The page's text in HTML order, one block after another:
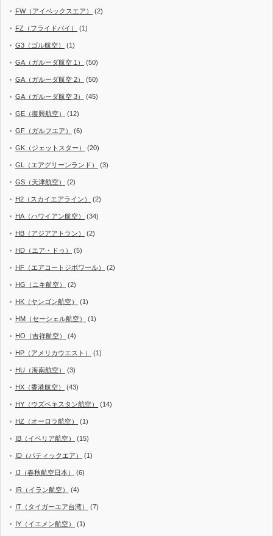
FW（アイベックスエア） (2)
FZ（フライドバイ） (1)
G3（ゴル航空） (1)
GA（ガルーダ航空 1） (50)
GA（ガルーダ航空 2） (50)
GA（ガルーダ航空 3） (45)
GE（復興航空） (12)
GF（ガルフエア） (6)
GK（ジェットスター） (20)
GL（エアグリーンランド） (3)
GS（天津航空） (2)
H2（スカイエアライン） (2)
HA（ハワイアン航空） (34)
HB（アジアアトラン） (2)
HD（エア・ドゥ） (5)
HF（エアコートジボワール） (2)
HG（ニキ航空） (2)
HK（ヤンゴン航空） (1)
HM（セーシェル航空） (1)
HO（吉祥航空） (4)
HP（アメリカウエスト） (1)
HU（海南航空） (3)
HX（香港航空） (43)
HY（ウズベキスタン航空） (14)
HZ（オーロラ航空） (1)
IB（イベリア航空） (15)
ID（バティックエア） (1)
IJ（春秋航空日本） (6)
IR（イラン航空） (4)
IT（タイガーエア台湾） (7)
IY（イエメン航空） (1)